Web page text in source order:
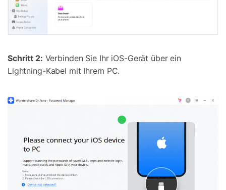
Schritt 2: Verbinden Sie Ihr iOS-Gerät über ein
Lightning-Kabel mit Ihrem PC.